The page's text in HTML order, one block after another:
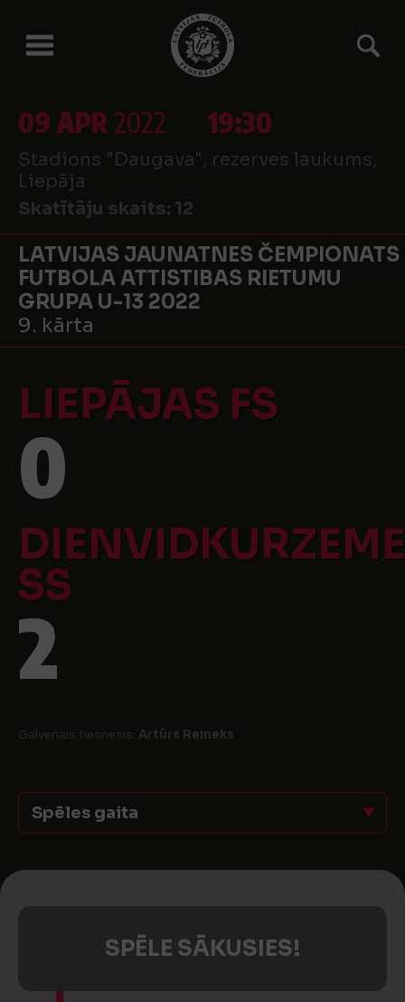
09 APR2022 19:30
Stadions "Daugava", rezerves laukums,
Liepāja
Skatītāju skaits: 12
LATVIJAS JAUNATNES ČEMPIONATS
FUTBOLA ATTISTIBAS RIETUMU
GRUPA U-13 2022
9. kārta
LIEPĀJAS FS
0
SS
2
Galvenais tiesnesis: Artūrs Reineks
Spēles gaita
SPĒLE SĀKUSIES!